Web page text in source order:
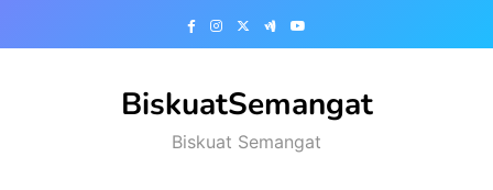
BiskuatSemangat
Biskuat Semangat